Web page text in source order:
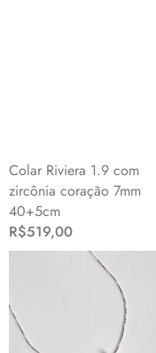
Colar Riviera 1.9 com
zircônia coração 7mm
40+5cm
R$519,00